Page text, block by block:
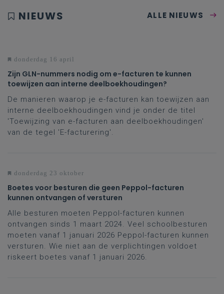
NIEUWS ALLE NIEUWS
donderdag 16 april
Zijn GLN-nummers nodig om e-facturen te kunnen
toewijzen aan interne deelboekhoudingen?
De manieren waarop je e-facturen kan toewijzen aan
interne deelboekhoudingen vind je onder de titel
'Toewijzing van e-facturen aan deelboekhoudingen'
van de tegel 'E-facturering'.
donderdag 23 oktober
Boetes voor besturen die geen Peppol-facturen
kunnen ontvangen of versturen
Alle besturen moeten Peppol-facturen kunnen
ontvangen sinds 1 maart 2024. Veel schoolbesturen
moeten vanaf 1 januari 2026 Peppol-facturen kunnen
versturen. Wie niet aan de verplichtingen voldoet
riskeert boetes vanaf 1 januari 2026.